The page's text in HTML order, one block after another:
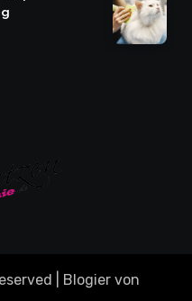
Blogiervon